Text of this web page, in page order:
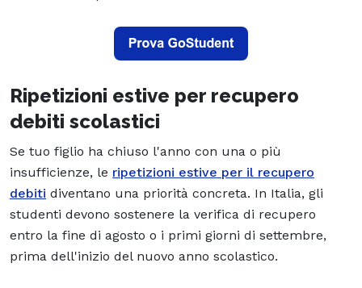
Ripetizioni estive per recupero
debiti scolastici
Se tuo figlio ha chiuso l'anno con una o più
insufficienze, le ripetizioni estive per il recupero
debiti diventano una priorità concreta. In Italia, gli
studenti devono sostenere la verifica di recupero
entro la fine di agosto o i primi giorni di settembre,
prima dell'inizio del nuovo anno scolastico.